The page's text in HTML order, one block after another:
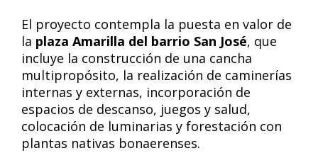
El proyecto contempla la puesta en valor de
la plaza Amarilla del barrio San José, que
incluye la construcción de una cancha
multipropósito, la realización de caminerías
internas y externas, incorporación de
espacios de descanso, juegos y salud,
colocación de luminarias y forestación con
plantas nativas bonaerenses.